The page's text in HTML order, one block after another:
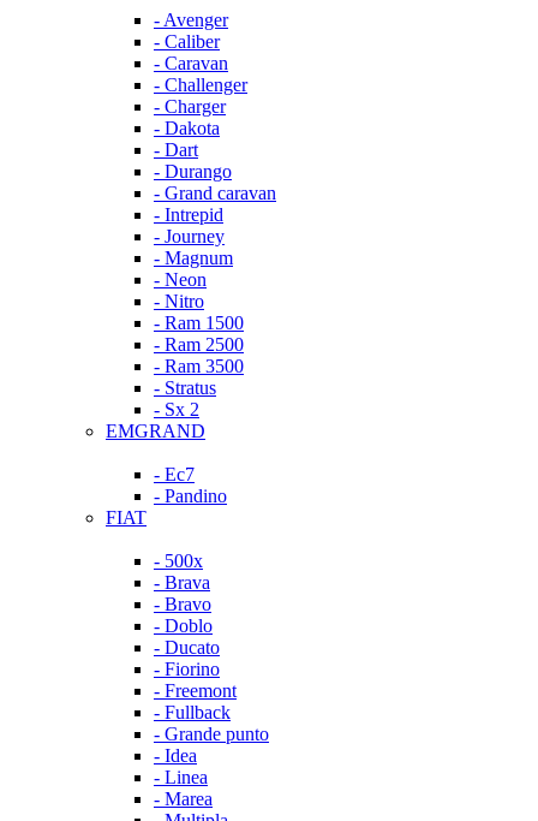
- Avenger
- Caliber
- Caravan
- Challenger
- Charger
- Dakota
- Dart
- Durango
- Grand caravan
- Intrepid
- Journey
- Magnum
- Neon
- Nitro
- Ram 1500
- Ram 2500
- Ram 3500
- Stratus
- Sx 2
EMGRAND
- Ec7
- Pandino
FIAT
- 500x
- Brava
- Bravo
- Doblo
- Ducato
- Fiorino
- Freemont
- Fullback
- Grande punto
- Idea
- Linea
- Marea